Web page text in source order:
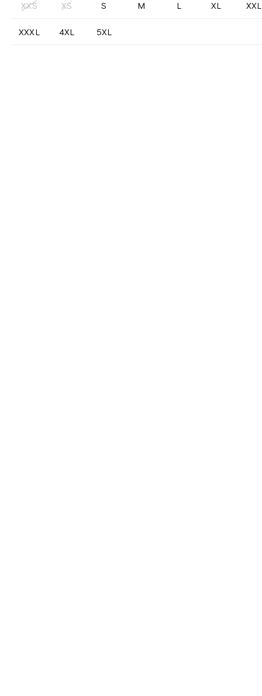
XXS XS S M L XL XXL
XXXL 4XL 5XL